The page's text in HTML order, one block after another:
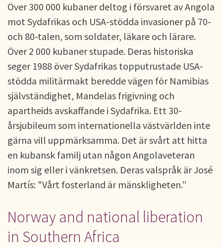
Över 300 000 kubaner deltog i försvaret av Angola
mot Sydafrikas och USA-stödda invasioner på 70-
och 80-talen, som soldater, läkare och lärare.
Över 2 000 kubaner stupade. Deras historiska
seger 1988 över Sydafrikas topputrustade USA-
stödda militärmakt beredde vägen för Namibias
självständighet, Mandelas frigivning och
apartheids avskaffande i Sydafrika. Ett 30-
årsjubileum som internationella västvärlden inte
gärna vill uppmärksamma. Det är svårt att hitta
en kubansk familj utan någon Angolaveteran
inom sig eller i vänkretsen. Deras valspråk är José
Martís: "Vårt fosterland är mänskligheten.”
Norway and national liberation
in Southern Africa